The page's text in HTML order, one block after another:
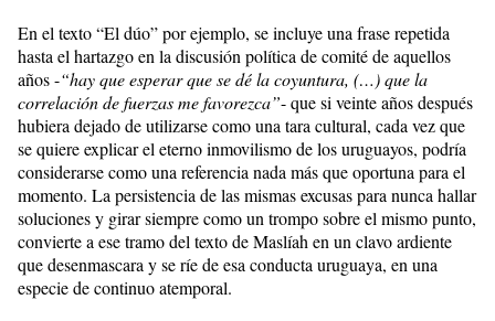
En el texto “El dúo” por ejemplo, se incluye una frase repetida
hasta el hartazgo en la discusión política de comité de aquellos
años -“hay que esperar que se dé la coyuntura, (…) que la
correlación de fuerzas me favorezca”- que si veinte años después
hubiera dejado de utilizarse como una tara cultural, cada vez que
se quiere explicar el eterno inmovilismo de los uruguayos, podría
considerarse como una referencia nada más que oportuna para el
momento. La persistencia de las mismas excusas para nunca hallar
soluciones y girar siempre como un trompo sobre el mismo punto,
convierte a ese tramo del texto de Maslíah en un clavo ardiente
que desenmascara y se ríe de esa conducta uruguaya, en una
especie de continuo atemporal.